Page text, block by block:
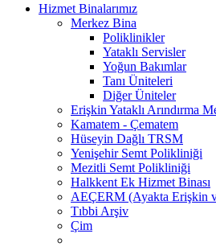
Hizmet Binalarımız
Merkez Bina
Poliklinikler
Yataklı Servisler
Yoğun Bakımlar
Tanı Üniteleri
Diğer Üniteler
Erişkin Yataklı Arındırma
Kamatem - Çematem
Hüseyin Dağlı TRSM
Yenişehir Semt Polikliniği
Mezitli Semt Polikliniği
Halkkent Ek Hizmet Binası
AEÇERM (Ayakta Erişkin
Tıbbi Arşiv
Çim